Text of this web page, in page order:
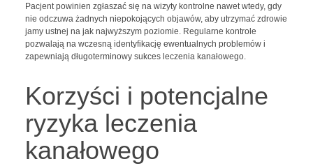
Pacjent powinien zgłaszać się na wizyty kontrolne nawet wtedy, gdy
nie odczuwa żadnych niepokojących objawów, aby utrzymać zdrowie
jamy ustnej na jak najwyższym poziomie. Regularne kontrole
pozwalają na wczesną identyfikację ewentualnych problemów i
zapewniają długoterminowy sukces leczenia kanałowego.
Korzyści i potencjalne
ryzyka leczenia
kanałowego